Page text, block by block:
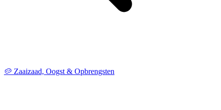
🥔 Zaaizaad, Oogst & Opbrengsten